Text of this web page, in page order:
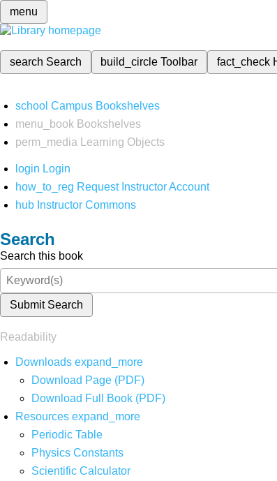
menu
search Search build_circleToolbar fact_check
school Campus Bookshelves
menu_book Bookshelves
perm_media
Learning Objects
login Login
how_to_reg Request Instructor Account
hub Instructor Commons
Search
Search this book
Submit Search
Readability
Downloads expand_more
Download Page (PDF)
Download Full Book (PDF)
Resources expand_more
Periodic Table
Physics Constants
Scientific Calculator